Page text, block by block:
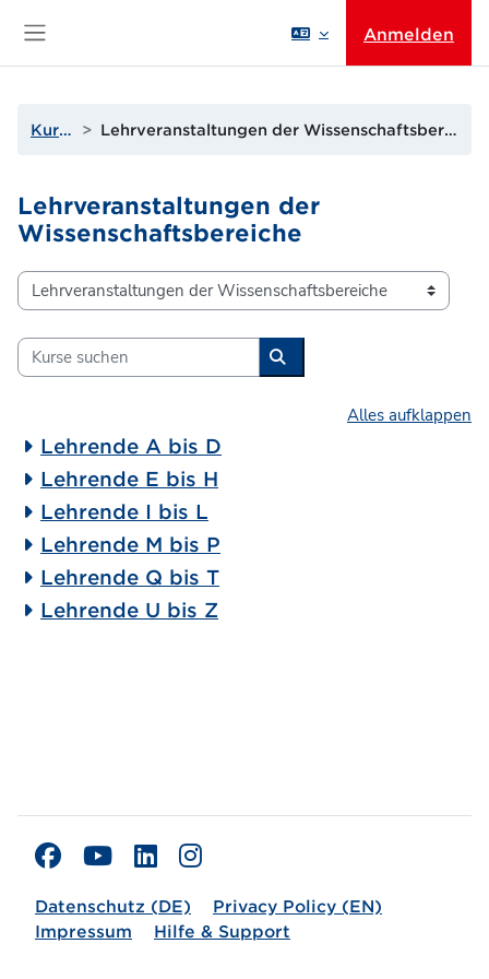
Anmelden
Kurse Lehrveranstaltungen der Wissenschaftsbereiche
Lehrveranstaltungen der
Wissenschaftsbereiche
Kursbereiche
Kurse suchen
Kurse suchen
Alles aufklappen
Lehrende A bis D
Lehrende E bis H
Lehrende I bis L
Lehrende M bis P
Lehrende Q bis T
Lehrende U bis Z
Datenschutz (DE)
Privacy Policy (EN)
Impressum
Hilfe & Support